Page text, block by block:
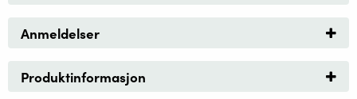
Anmeldelser
Produktinformasjon